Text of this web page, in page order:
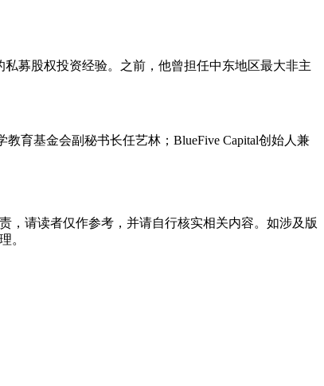
私募股权投资经验。之前，他曾担任中东地区最大非主
育基金会副秘书长任艺林；BlueFive Capital创始人兼
，请读者仅作参考，并请自行核实相关内容。如涉及版
。